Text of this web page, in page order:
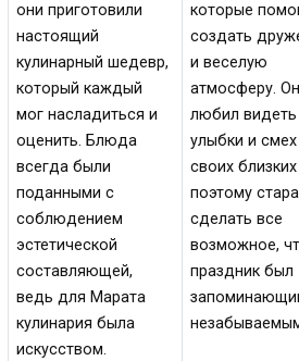
они приготовили
настоящий
кулинарный шедевр,
который каждый
мог насладиться и
оценить. Блюда
всегда были
поданными с
соблюдением
эстетической
составляющей,
ведь для Марата
кулинария была
искусством.
которые
создать
и веселую
атмосферу.
любил видеть
улыбки и смех
своих
поэтому
сделать все
возможное,
праздник был